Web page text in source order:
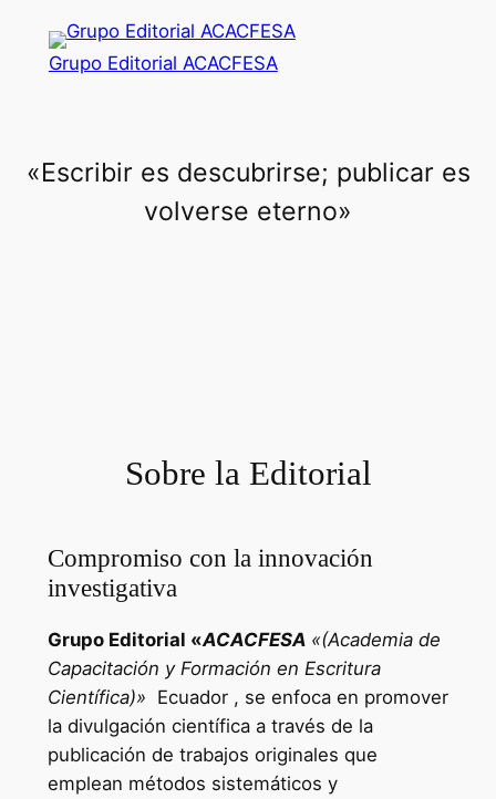
contenido
Grupo Editorial ACACFESA
«Escribir es descubrirse; publicar es
volverse eterno»
Sobre la Editorial
Compromiso con la innovación
investigativa
Grupo Editorial «ACACFESA «(Academia de
Capacitación y Formación en Escritura
Científica)» Ecuador , se enfoca en promover
la divulgación científica a través de la
publicación de trabajos originales que
emplean métodos sistemáticos y